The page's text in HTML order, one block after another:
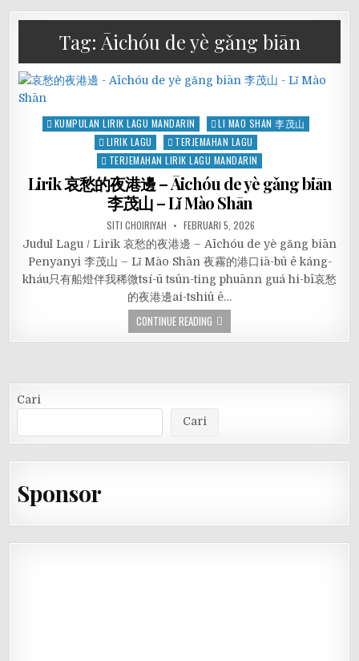
Tag: Āichóu de yè gǎng biān
Posted
KUMPULAN LIRIK LAGU MANDARIN
LI MAO SHAN 李茂山
LIRIK LAGU
TERJEMAHAN LAGU
TERJEMAHAN LIRIK LAGU MANDARIN
Lirik 哀愁的夜港邊 – Āichóu de yè gǎng biān
李茂山 – Lǐ Mào Shān
SITI CHOIRIYAH FEBRUARI 5, 2026
Judul Lagu / Lirik 哀愁的夜港邊 – Āichóu de yè gǎng biān
Penyanyi 李茂山 – Lǐ Mào Shān 夜霧的港口iā-bū ê káng-
kháu只有船燈伴我稀微tsí-ū tsûn-ting phuānn guá hi-bî哀愁
的夜港邊ai-tshiû ê…
CONTINUE READING
Cari
Cari
Sponsor